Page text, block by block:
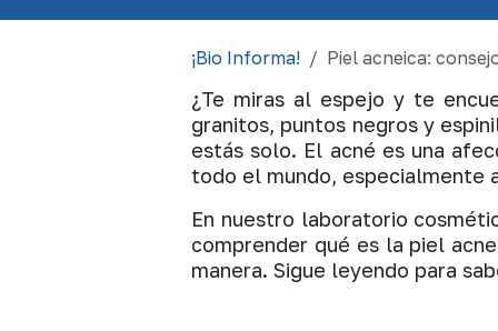
¡Bio Informa! Piel acneica:
¿Te miras al espejo y te
granitos, puntos negros y
estás solo. El acné es una
todo el mundo, especialmente
En nuestro laboratorio
comprender qué es la piel
manera. Sigue leyendo para